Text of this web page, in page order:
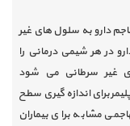
دارو به سلول های غیر
در هر شیمی درمانی را
غیر سرطانی می شود
اندازه گیری سطح
مشابه برای بیماران